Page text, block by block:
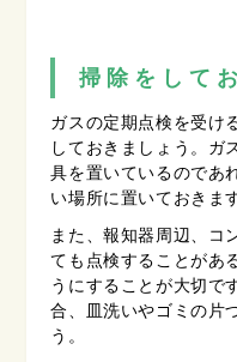
掃除をして
ガスの定期点検を受け
しておきましょう。ガ
具を置いているのであ
い場所に置いておきま
また、報知器周辺、コ
ても点検することがあ
うにすることが大切で
合、皿洗いやゴミの片
う。